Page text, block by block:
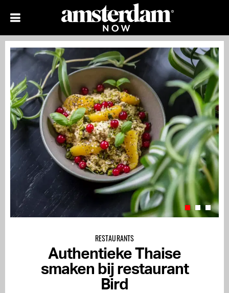
RESTAURANTS
Authentieke Thaise
smaken bij restaurant
Bird